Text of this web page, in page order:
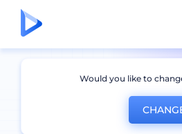
Kanal
Ücretsiz İsim
Would you like to